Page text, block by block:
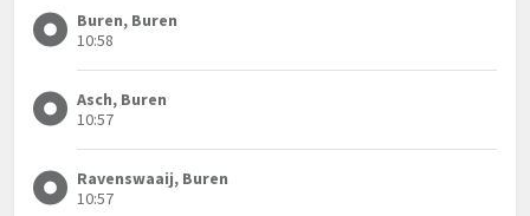
Buren, Buren
10:58
Asch, Buren
10:57
Ravenswaaij, Buren
10:57